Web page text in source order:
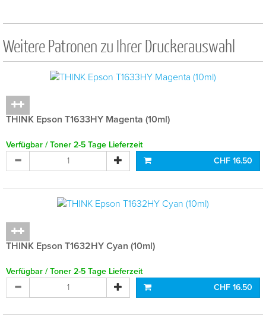
Weitere Patronen zu Ihrer Druckerauswahl
THINK Epson T1633HY Magenta (10ml)
Verfügbar / Toner 2-5 Tage Lieferzeit
CHF 16.50
THINK Epson T1632HY Cyan (10ml)
Verfügbar / Toner 2-5 Tage Lieferzeit
CHF 16.50